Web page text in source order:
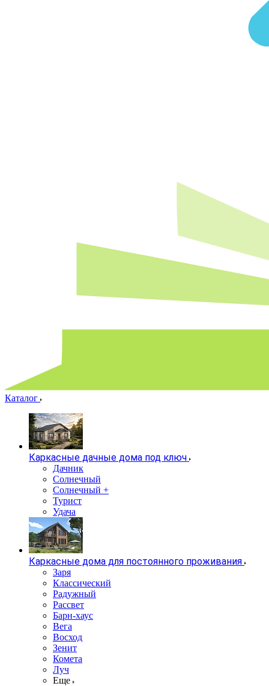
Каталог
Каркасные дачные дома под ключ
Дачник
Солнечный
Солнечный +
Турист
Удача
Каркасные дома для постоянного проживания
Заря
Классический
Радужный
Рассвет
Барн-хаус
Вега
Восход
Зенит
Комета
Луч
Еще